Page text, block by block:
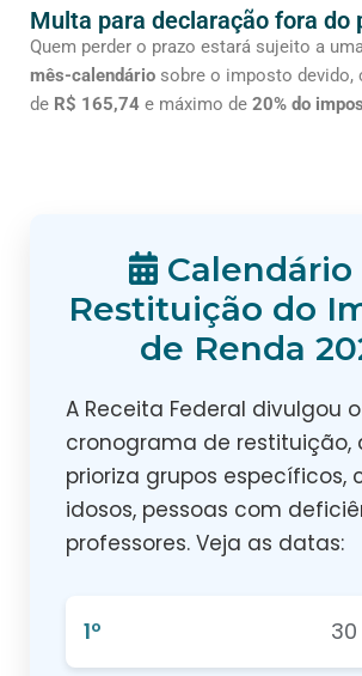
Multa para declaração fora do
Quem perder o prazo estará sujeito a
mês-calendário sobre o imposto devido,
de R$ 165,74 e máximo de 20% do
Calendário
Restituição do
de Renda
A Receita Federal divulgou o
cronograma de restituição,
prioriza grupos específicos,
idosos, pessoas com
professores. Veja as datas:
1º